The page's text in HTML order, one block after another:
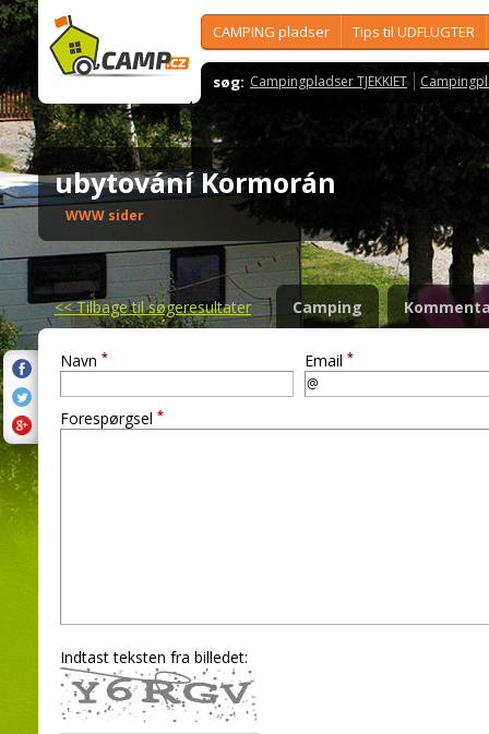
CAMPING pladser Tips til UDFLUGTER
søg: Campingpladser TJEKKIET
ubytování Kormorán
WWW sider
<<Tilbage til søgeresultater Camping
Navn * Email *
Forespørgsel *
Indtast teksten fra billedet: